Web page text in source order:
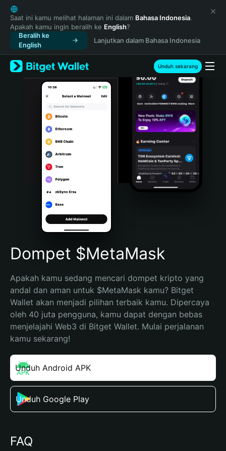
English
日本語
Tiếng Việt
Русский
Español (Latinoamérica)
Türkçe
Italiano
Português (Portugal)
Bahasa Indonesia
Português (Brasil)
Español (Argentina)
Saat ini kamu melihat halaman ini dalam Bahasa Indonesia.
Apakah kamu ingin beralih ke English?
Beralih ke
English
Lanjutkan dalam Bahasa Indonesia
Unduh sekarang
Dompet $MetaMask
Apakah kamu sedang mencari dompet kripto yang
andal dan aman untuk $MetaMask kamu? Bitget
Wallet akan menjadi pilihan terbaik kamu. Dipercaya
oleh 40 juta pengguna, kamu dapat dengan bebas
menjelajahi Web3 di Bitget Wallet. Mulai perjalanan
kamu sekarang!
Unduh Android APK
Unduh Google Play
FAQ